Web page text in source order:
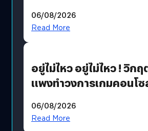
แนวทางปรับตัวสู่เศรษฐกิ
06/08/2026
Read More
อยู่ไม่ไหว อยู่ไม่ไหว ! วิก
แพงทำวงการเกมคอนโ
?
06/08/2026
Read More